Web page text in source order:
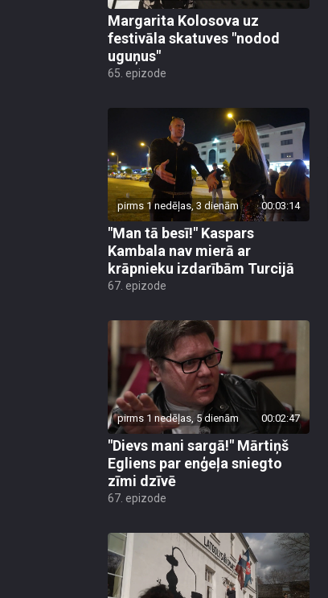
Margarita Kolosova uz
festivāla skatuves "nodod
uguņus"
65. epizode
pirms 1 nedēļas, 3 dienām 00:03:14
"Man tā besī!" Kaspars
Kambala nav mierā ar
krāpnieku izdarībām Turcijā
67. epizode
pirms 1 nedēļas, 5 dienām 00:02:47
"Dievs mani sargā!" Mārtiņš
Egliens par enģeļa sniegto
zīmi dzīvē
67. epizode